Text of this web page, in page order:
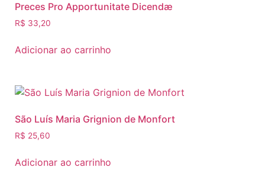
Preces Pro Apportunitate Dicendæ
R$ 33,20
Adicionar ao carrinho
São Luís Maria Grignion de Monfort
R$ 25,60
Adicionar ao carrinho